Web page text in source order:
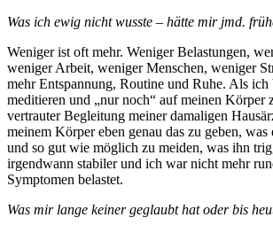
Was ich ewig nicht wusste – hätte mir jmd.
Weniger ist oft mehr. Weniger Belastungen,
weniger Arbeit, weniger Menschen, weniger
mehr Entspannung, Routine und Ruhe. Als ich
meditieren und „nur noch“ auf meinen Körper
vertrauter Begleitung meiner damaligen
meinem Körper eben genau das zu geben, was
und so gut wie möglich zu meiden, was ihn
irgendwann stabiler und ich war nicht mehr
Symptomen belastet.
Was mir lange keiner geglaubt hat oder bis